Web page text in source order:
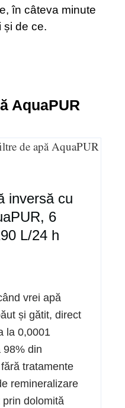
în câteva minute
și de ce.
AquaPUR
inversă cu
6
L/24 h
vrei apă
și gătit, direct
la 0,0001
98% din
tratamente
remineralizare
dolomită